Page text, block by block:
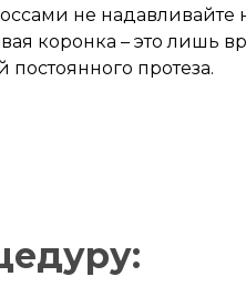
не
коронка – это лишь
постоянного протеза.